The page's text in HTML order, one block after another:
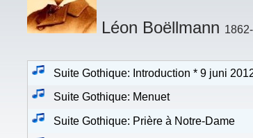
Léon Boëllmann
Suite Gothique: Introduction * 9 juni
Suite Gothique: Menuet
Suite Gothique: Prière à Notre-Dame